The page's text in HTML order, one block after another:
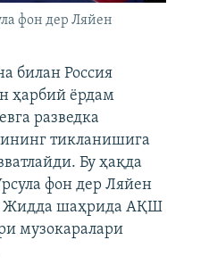
фон дер Ляйен
билан Россия
ҳарбий ёрдам
разведка
тикланишига
Бу ҳақда
фон дер Ляйен
Жидда шаҳрида АҚШ
музокаралари